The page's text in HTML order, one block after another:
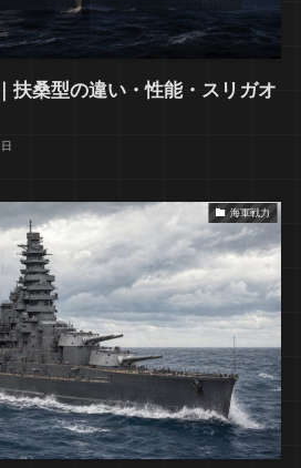
扶桑型の違い・性能・スリガオ
海軍戦力